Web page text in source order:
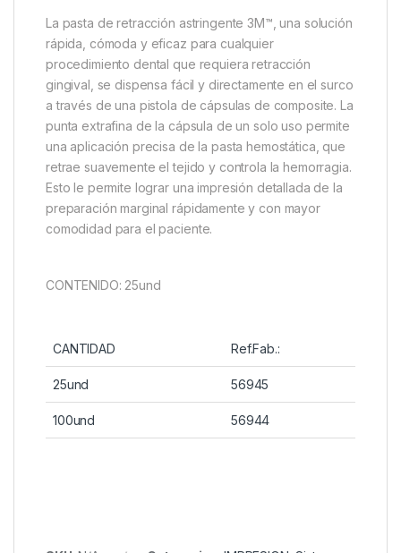
La pasta de retracción astringente 3M™, una solución
rápida, cómoda y eficaz para cualquier
procedimiento dental que requiera retracción
gingival, se dispensa fácil y directamente en el surco
a través de una pistola de cápsulas de composite. La
punta extrafina de la cápsula de un solo uso permite
una aplicación precisa de la pasta hemostática, que
retrae suavemente el tejido y controla la hemorragia.
Esto le permite lograr una impresión detallada de la
preparación marginal rápidamente y con mayor
comodidad para el paciente.
CONTENIDO: 25und
CANTIDAD Ref.Fab.:
25und 56945
100und 56944